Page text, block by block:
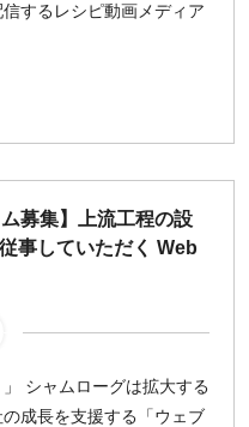
するレシピ動画メディア
募集】上流工程の設
事していただく Web
シャムローグは拡大する
成長を支援する「ウェブ